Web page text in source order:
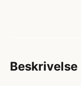
Beskrivelse